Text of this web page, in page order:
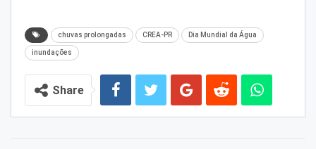
chuvas prolongadas CREA-PR Dia Mundial da Água
inundações
Share